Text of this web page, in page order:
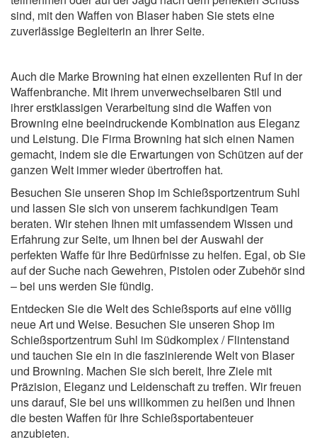
sind, mit den Waffen von Blaser haben Sie stets eine
zuverlässige Begleiterin an Ihrer Seite.
Auch die Marke Browning hat einen exzellenten Ruf in der
Waffenbranche. Mit ihrem unverwechselbaren Stil und
ihrer erstklassigen Verarbeitung sind die Waffen von
Browning eine beeindruckende Kombination aus Eleganz
und Leistung. Die Firma Browning hat sich einen Namen
gemacht, indem sie die Erwartungen von Schützen auf der
ganzen Welt immer wieder übertroffen hat.
Besuchen Sie unseren Shop im Schießsportzentrum Suhl
und lassen Sie sich von unserem fachkundigen Team
beraten. Wir stehen Ihnen mit umfassendem Wissen und
Erfahrung zur Seite, um Ihnen bei der Auswahl der
perfekten Waffe für Ihre Bedürfnisse zu helfen. Egal, ob Sie
auf der Suche nach Gewehren, Pistolen oder Zubehör sind
– bei uns werden Sie fündig.
Entdecken Sie die Welt des Schießsports auf eine völlig
neue Art und Weise. Besuchen Sie unseren Shop im
Schießsportzentrum Suhl im Südkomplex / Flintenstand
und tauchen Sie ein in die faszinierende Welt von Blaser
und Browning. Machen Sie sich bereit, Ihre Ziele mit
Präzision, Eleganz und Leidenschaft zu treffen. Wir freuen
uns darauf, Sie bei uns willkommen zu heißen und Ihnen
die besten Waffen für Ihre Schießsportabenteuer
anzubieten.